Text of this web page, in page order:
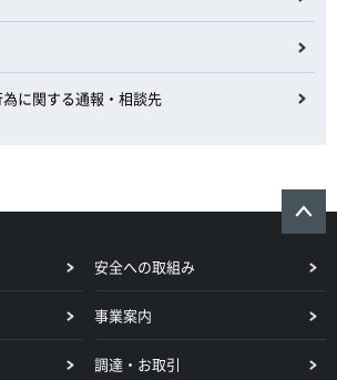
に関する通報・相談先
安全への取組み
事業案内
調達・お取引